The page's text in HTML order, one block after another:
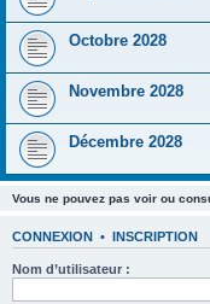
Octobre 2028
Novembre 2028
Décembre 2028
Vous ne pouvez pas voir ou
CONNEXION • INSCRIPTION
Nom d’utilisateur :